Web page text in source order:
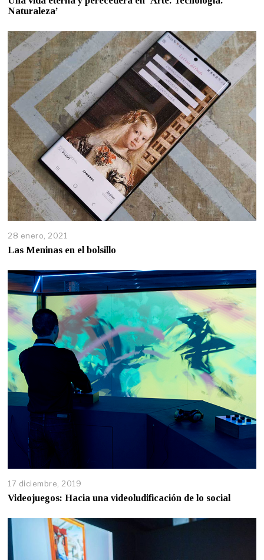
Naturaleza’
28 enero, 2021
Las Meninas en el bolsillo
17 diciembre, 2019
Videojuegos: Hacia una videoludificación de lo social